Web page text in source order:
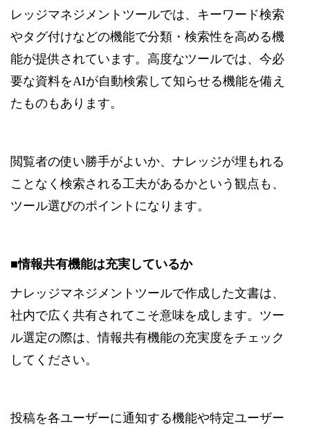
レッジマネジメントツールでは、キーワード検索
やタグ付けなどの機能で分類・検索性を高める機
能が提供されています。高度なツールでは、今必
要な資料をAIが自動検索して知らせる機能を備え
たものもあります。
閲覧者の使い勝手がよいか、ナレッジが埋もれる
ことなく検索される工夫があるかという観点も、
ツール選びのポイントになります。
■情報共有機能は充実しているか
ナレッジマネジメントツールで作成した文書は、
社内で広く共有されてこそ意味を成します。ツー
ル選定の際は、情報共有機能の充実度をチェック
してください。
投稿を各ユーザーに通知する機能や特定ユーザー